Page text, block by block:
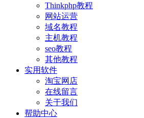
Thinkphp教程
网站运营
域名教程
主机教程
seo教程
其他教程
实用软件
淘宝网店
在线留言
关于我们
帮助中心